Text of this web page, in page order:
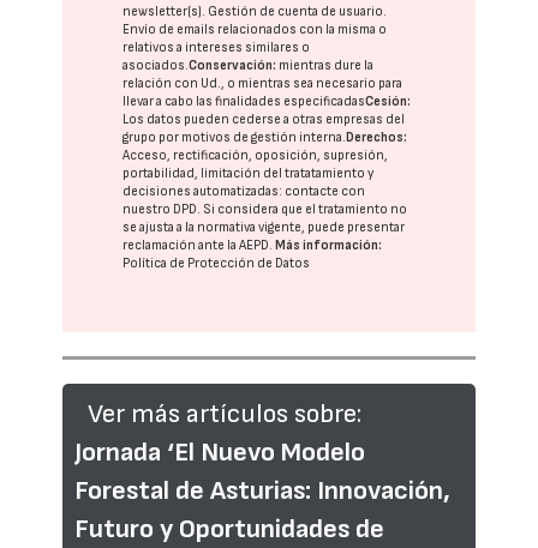
newsletter(s). Gestión de cuenta de usuario.
Envío de emails relacionados con la misma o
relativos a intereses similares o
asociados.Conservación: mientras dure la
relación con Ud., o mientras sea necesario para
llevar a cabo las finalidades especificadasCesión:
Los datos pueden cederse a otras empresas del
grupo por motivos de gestión interna. Derechos:
Acceso, rectificación, oposición, supresión,
portabilidad, limitación del tratatamiento y
decisiones automatizadas: contacte con
nuestro DPD. Si considera que el tratamiento no
se ajusta a la normativa vigente, puede presentar
reclamación ante laAEPD. Más información:
Política de Protección de Datos
Ver más artículos sobre:
Jornada ‘El Nuevo Modelo
Forestal de Asturias: Innovación,
Futuro y Oportunidades de